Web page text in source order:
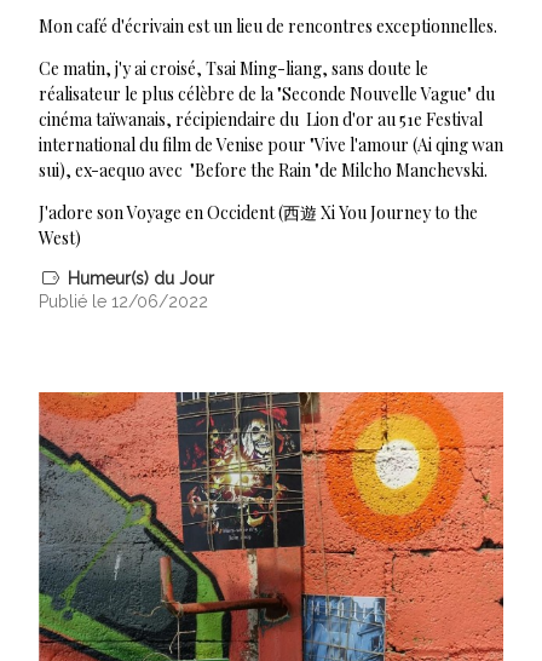
Mon café d'écrivain est un lieu de rencontres exceptionnelles.
Ce matin, j'y ai croisé, Tsai Ming-liang, sans doute le
réalisateur le plus célèbre de la "Seconde Nouvelle Vague" du
cinéma taïwanais, récipiendaire du Lion d'or au 51e Festival
international du film de Venise pour "Vive l'amour (Ai qing wan
sui), ex-aequo avec "Before the Rain "de Milcho Manchevski.
J'adore son Voyage en Occident (西遊 Xi You Journey to the
West)
Humeur(s) du Jour
Publié le 12/06/2022